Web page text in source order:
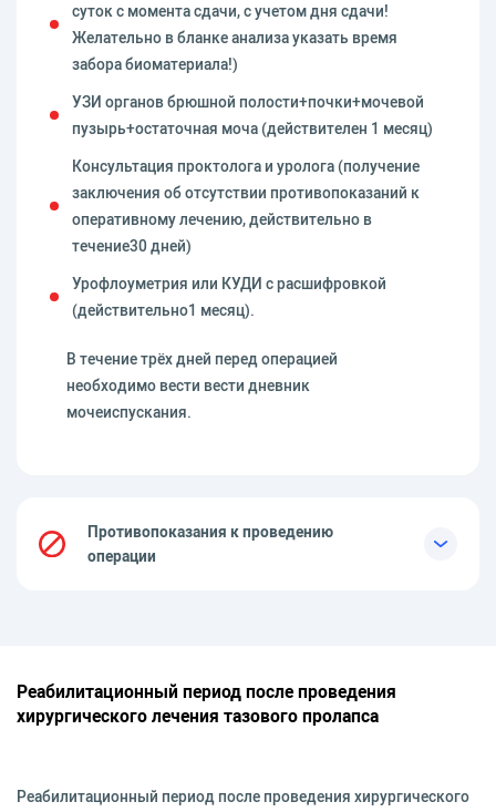
суток с момента сдачи, с учетом дня сдачи!
Желательно в бланке анализа указать время
забора биоматериала!)
УЗИ органов брюшной полости+почки+мочевой
пузырь+остаточная моча (действителен 1 месяц)
Консультация проктолога и уролога (получение
заключения об отсутствии противопоказаний к
оперативному лечению, действительно в
течение30 дней)
Урофлоуметрия или КУДИ с расшифровкой
(действительно1 месяц).
В течение трёх дней перед операцией
необходимо вести вести дневник
мочеиспускания.
Противопоказания к проведению
операции
Реабилитационный период после проведения
хирургического лечения тазового пролапса
Реабилитационный период после проведения хирургического